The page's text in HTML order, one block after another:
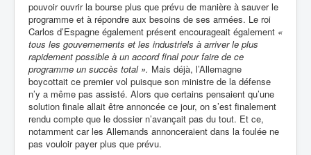
pouvoir ouvrir la bourse plus que prévu de manière à sauver le
programme et à répondre aux besoins de ses armées. Le roi
Carlos d’Espagne également présent encourageait également «
tous les gouvernements et les industriels à arriver le plus
rapidement possible à un accord final pour faire de ce
programme un succès total ». Mais déjà, l’Allemagne
boycottait ce premier vol puisque son ministre de la défense
n’y a même pas assisté. Alors que certains pensaient qu’une
solution finale allait être annoncée ce jour, on s’est finalement
rendu compte que le dossier n’avançait pas du tout. Et ce,
notamment car les Allemands annonceraient dans la foulée ne
pas vouloir payer plus que prévu.